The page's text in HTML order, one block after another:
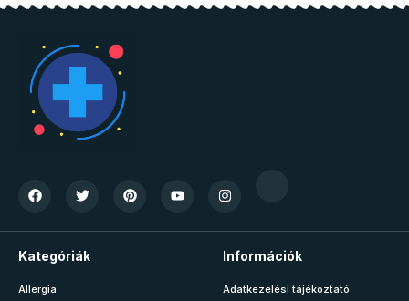
Kategóriák
Allergia
Információk
Adatkezelési tájékoztató